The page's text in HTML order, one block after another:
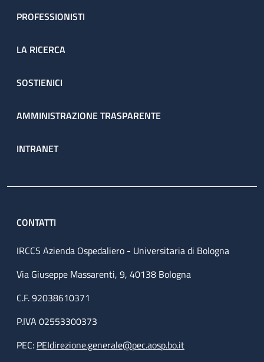
PROFESSIONISTI
LA RICERCA
SOSTIENICI
AMMINISTRAZIONE TRASPARENTE
INTRANET
CONTATTI
IRCCS Azienda Ospedaliero - Universitaria di Bologna
Via Giuseppe Massarenti, 9, 40138 Bologna
C.F. 92038610371
P.IVA 02553300373
PEC: PEIdirezione.generale@pec.aosp.bo.it